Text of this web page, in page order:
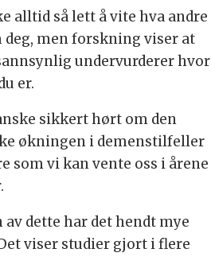
alltid så lett å vite hva andre
deg, men forskning viser at
undervurderer hvor
er.
sikkert hørt om den
økningen i demenstilfeller
som vi kan vente oss i årene
av dette har det hendt mye
viser studier gjort i flere